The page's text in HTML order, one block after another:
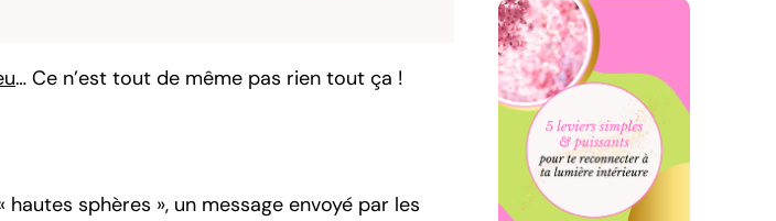
… Ce n’est tout de même pas rien tout ça !
sphères », un message envoyé par les